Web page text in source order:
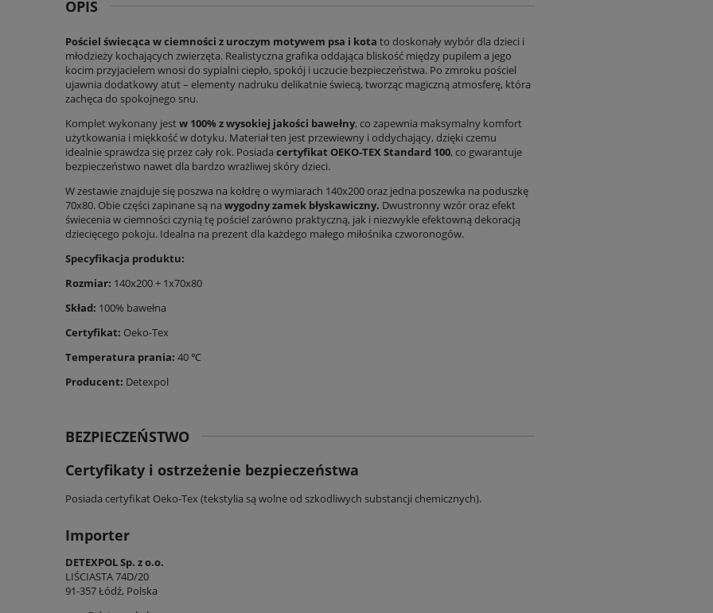
OPIS
Pościel świecąca w ciemności z uroczym motywem psa i kota to doskonały wybór dla dzieci i
młodzieży kochających zwierzęta. Realistyczna grafika oddająca bliskość między pupilem a jego
kocim przyjacielem wnosi do sypialni ciepło, spokój i uczucie bezpieczeństwa. Po zmroku pościel
ujawnia dodatkowy atut – elementy nadruku delikatnie świecą, tworząc magiczną atmosferę, która
zachęca do spokojnego snu.
Komplet wykonany jestw 100% z wysokiej jakości bawełny, co zapewnia maksymalny komfort
użytkowania i miękkość w dotyku. Materiał ten jest przewiewny i oddychający, dzięki czemu
idealnie sprawdza się przez cały rok. Posiada certyfikat OEKO-TEX Standard 100, co gwarantuje
bezpieczeństwo nawet dla bardzo wrażliwej skóry dzieci.
W zestawie znajduje się poszwa na kołdrę o wymiarach 140x200 oraz jedna poszewka na poduszkę
70x80. Obie części zapinane są na wygodny zamek błyskawiczny. Dwustronny wzór oraz efekt
świecenia w ciemności czynią tę pościel zarówno praktyczną, jak i niezwykle efektowną dekoracją
dziecięcego pokoju. Idealna na prezent dla każdego małego miłośnika czworonogów.
Specyfikacja produktu:
Rozmiar: 140x200 + 1x70x80
Skład: 100% bawełna
Certyfikat: Oeko-Tex
Temperatura prania: 40 ℃
Producent: Detexpol
BEZPIECZEŃSTWO
Certyfikaty i ostrzeżenie bezpieczeństwa
Posiada certyfikat Oeko-Tex (tekstylia są wolne od szkodliwych substancji chemicznych).
Importer
DETEXPOL Sp. z o.o.
LIŚCIASTA 74D/20
91-357 Łódź, Polska